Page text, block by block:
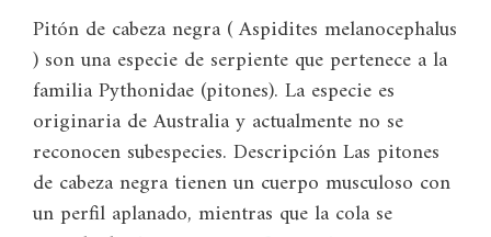
Pitón de cabeza negra ( Aspidites melanocephalus
) son una especie de serpiente que pertenece a la
familia Pythonidae (pitones). La especie es
originaria de Australia y actualmente no se
reconocen subespecies. Descripción Las pitones
de cabeza negra tienen un cuerpo musculoso con
un perfil aplanado, mientras que la cola se